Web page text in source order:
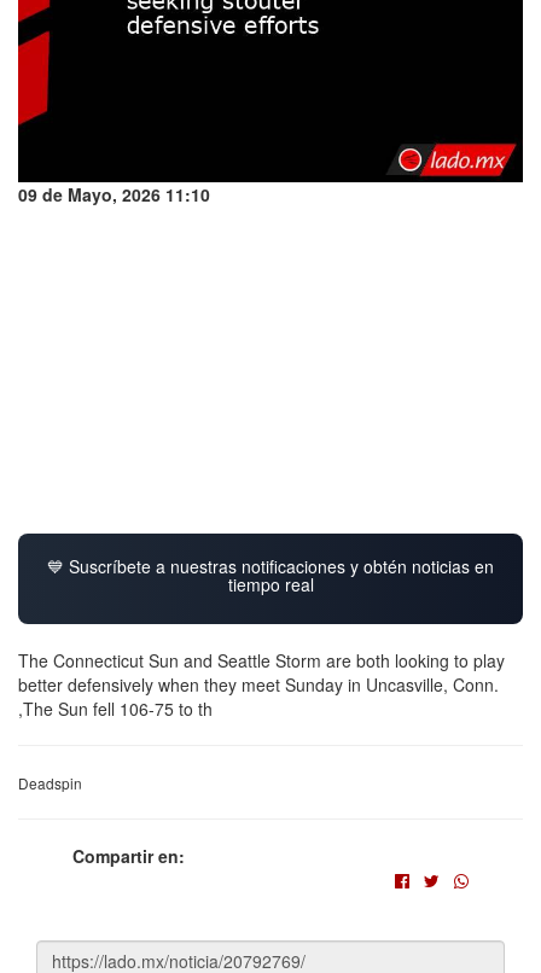
09 de Mayo, 2026 11:10
💙 Suscríbete a nuestras notificaciones y obtén noticias en
tiempo real
The Connecticut Sun and Seattle Storm are both looking to play
better defensively when they meet Sunday in Uncasville, Conn.
,The Sun fell 106-75 to th
Deadspin
Compartir en: